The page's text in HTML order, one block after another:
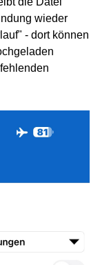
wieder
- dort können